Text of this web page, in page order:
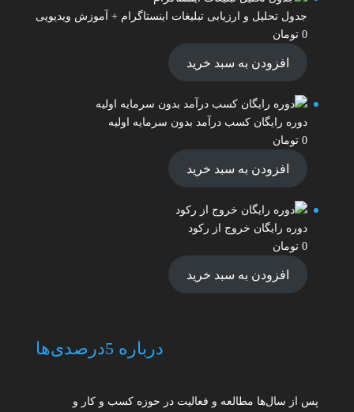
جدول تحلیل و ارزیابی تبلیغات اینستاگرام + آموزش ویدیویی
0 تومان
افزودن به سبد خرید
دوره رایگان کسب درآمد بدون سرمایه اولیه
0 تومان
افزودن به سبد خرید
دوره رایگان خروج از رکود
0 تومان
افزودن به سبد خرید
درباره 5درصدی‌ها
پس از سال‌ها مطالعه و فعالیت در حوزه کسب و کار و